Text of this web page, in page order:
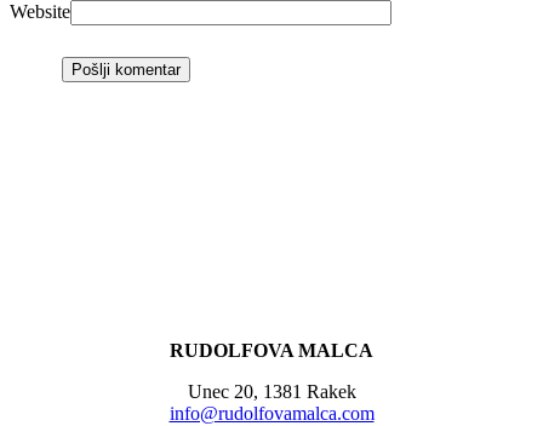
Website
RUDOLFOVA MALCA
Unec 20, 1381 Rakek
info@rudolfovamalca.com